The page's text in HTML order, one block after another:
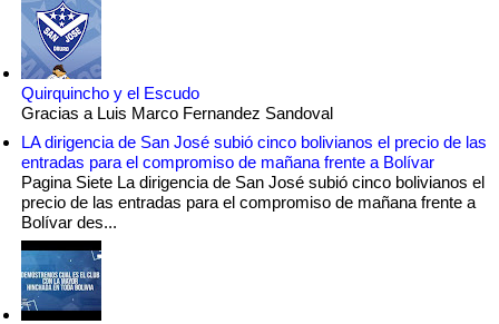
Quirquincho y el Escudo
Gracias a Luis Marco Fernandez Sandoval
LA dirigencia de San José subió cinco bolivianos el precio de las
entradas para el compromiso de mañana frente a Bolívar
Pagina Siete La dirigencia de San José subió cinco bolivianos el
precio de las entradas para el compromiso de mañana frente a
Bolívar des...